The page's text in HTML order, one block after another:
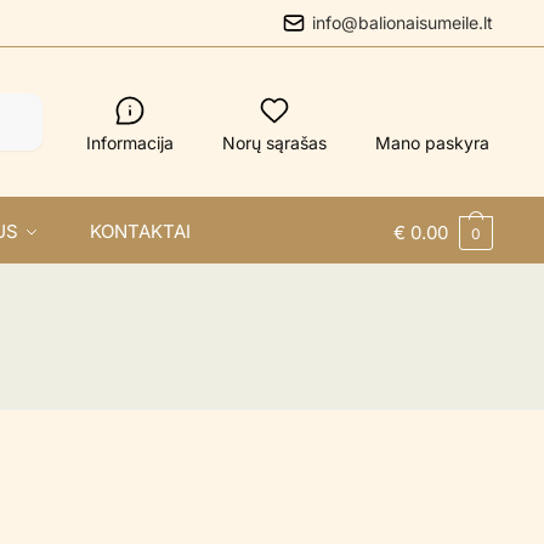
info@balionaisumeile.lt
Informacija Norų sąrašas Mano paskyra
KONTAKTAI € 0.00 0